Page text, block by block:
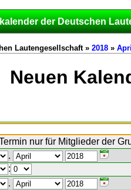
der Deutschen
Lautengesellschaft » 2018 »
Neuen
nur für Mitglieder der
.
:
.